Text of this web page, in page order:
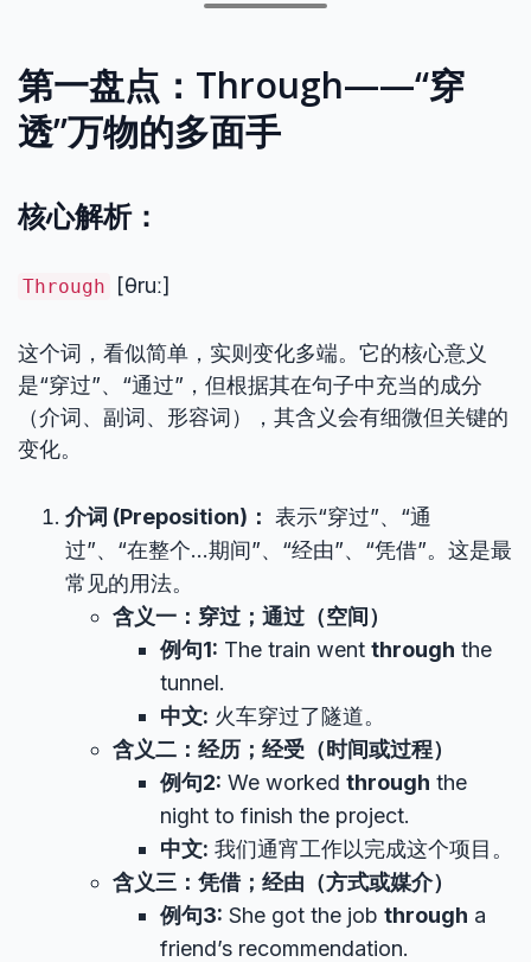
第一盘点：Through——“穿
透”万物的多面手
核心解析：
Through [θruː]
这个词，看似简单，实则变化多端。它的核心意义
是“穿过”、“通过”，但根据其在句子中充当的成分
（介词、副词、形容词），其含义会有细微但关键的
变化。
介词 (Preposition)： 表示“穿过”、“通
过”、“在整个…期间”、“经由”、“凭借”。这是最
常见的用法。
含义一：穿过；通过（空间）
例句1: The train went through the
tunnel.
中文: 火车穿过了隧道。
含义二：经历；经受（时间或过程）
例句2: We worked through the
night to finish the project.
中文: 我们通宵工作以完成这个项目。
含义三：凭借；经由（方式或媒介）
例句3: She got the job through a
friend’s recommendation.